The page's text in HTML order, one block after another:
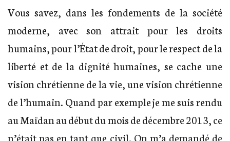
Vous savez, dans les fondements de la société
moderne, avec son attrait pour les droits
humains, pour l’État de droit, pour le respect de la
liberté et de la dignité humaines, se cache une
vision chrétienne de la vie, une vision chrétienne
de l’humain. Quand par exemple je me suis rendu
au Maïdan au début du mois de décembre 2013, ce
n’était pas en tant que civil. On m’a demandé de